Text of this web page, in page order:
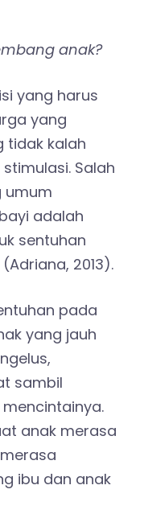
anak?
yang harus
yang
tidak kalah
Salah
umum
adalah
sentuhan
2013).
pada
yang jauh
sambil
anak merasa
ibu dan anak